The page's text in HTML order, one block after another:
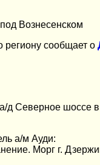
Вознесенском
региону сообщает о
д Северное шоссе
а/м Ауди:
Морг г.